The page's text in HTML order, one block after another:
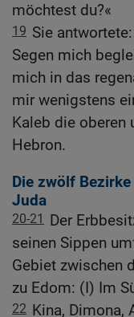
möchtest du?«
19 Sie
Segen mich
mich in das
mir wenigstens
Kaleb die oberen
Hebron.
Die zwölf
Juda
20-21 Der
seinen Sippen
Gebiet zwischen
zu Edom: (I) Im
22 Kina, Dimona,